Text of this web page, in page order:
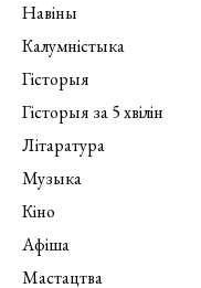
Навіны
Калумністыка
Гісторыя
Гісторыя за 5 хвілін
Літаратура
Музыка
Кіно
Афіша
Мастацтва